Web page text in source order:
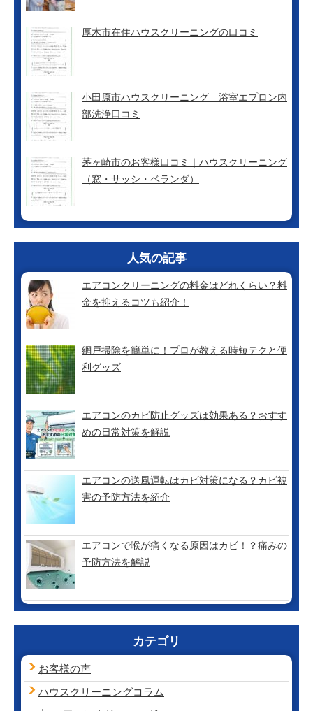
厚木市在住ハウスクリーニングの口コミ
小田原市ハウスクリーニング 浴室エプロン内
部洗浄口コミ
茅ヶ崎市のお客様口コミ｜ハウスクリーニング
（窓・サッシ・ベランダ）
人気の記事
エアコンクリーニングの料金はどれくらい？料
金を抑えるコツも紹介！
網戸掃除を簡単に！プロが教える時短テクと便
利グッズ
エアコンのカビ防止グッズは効果ある？おすす
めの日常対策を解説
エアコンの送風運転はカビ対策になる？カビ被
害の予防方法を紹介
エアコンで喉が痛くなる原因はカビ！？痛みの
予防方法を解説
カテゴリ
お客様の声
ハウスクリーニングコラム